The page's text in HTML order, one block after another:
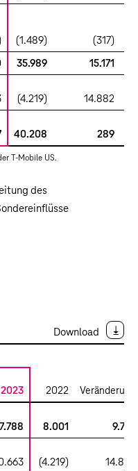
(1.489) (317)
35.989 15.171
(4.219) 14.882
40.208 289
T-Mobile US.
des
Download
2023 2022 Veränderung
8.001 9.787
(4.219) 14.882